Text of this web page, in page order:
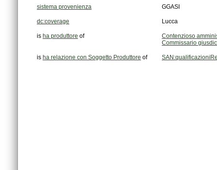
sistema provenienza GGASI
dc:coverage Lucca
is ha produttore of
Contenzioso
Commissario
is ha relazione con Soggetto Produttore of